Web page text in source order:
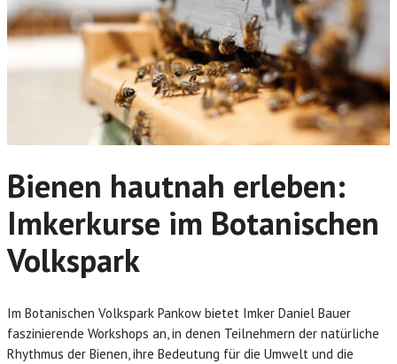
Bienen hautnah erleben:
Imkerkurse im Botanischen
Volkspark
Im Botanischen Volkspark Pankow bietet Imker Daniel Bauer
faszinierende Workshops an, in denen Teilnehmern der natürliche
Rhythmus der Bienen, ihre Bedeutung für die Umwelt und die